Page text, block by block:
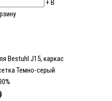
+ В
Bestuhl J15, каркас
Темно-серый